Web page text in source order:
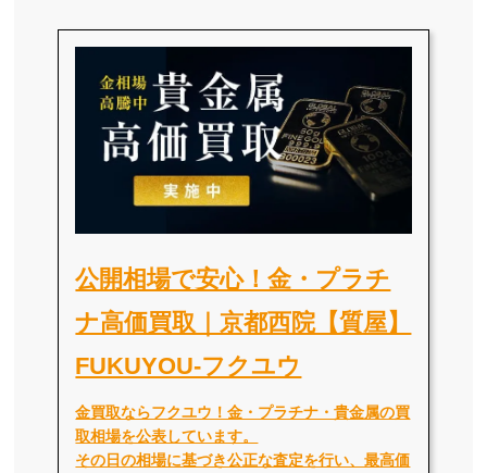
公開相場で安心！金・プラチ
ナ高価買取｜京都西院【質屋】
FUKUYOU-フクユウ
金買取ならフクユウ！金・プラチナ・貴金属の買
取相場を公表しています。
その日の相場に基づき公正な査定を行い、最高価